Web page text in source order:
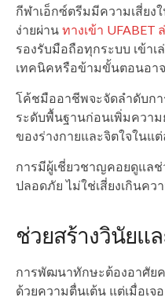
กีฬาเอ็กซ์ตรีมมีความเสี่ยง
ง่ายผ่าน ทางเข้า UFABET
รองรับมือถือทุกระบบ เข้า
เทคนิคหรือข้ามขั้นตอนอาจ
โค้ชมืออาชีพจะจัดลำดับกา
ระดับพื้นฐานก่อนเพิ่มควา
ของร่างกายและจิตใจในแ
การมีผู้เชี่ยวชาญคอยดูแล
ปลอดภัย ไม่ใช่เสี่ยงเกินคว
ช่วยสร้างวินัยแ
การพัฒนาทักษะต้องอาศัย
ด้วยความตื่นเต้น แต่เมื่อเ